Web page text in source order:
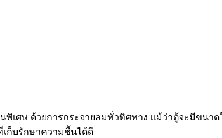
เศษ ด้วยการกระจายลมทั่วทิศทาง แม้ว่าตู้จะมีขน
เก็บรักษาความชื้นได้ดี